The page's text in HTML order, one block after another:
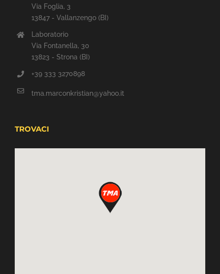
Via Foglia, 3
13847 - Vallanzengo (BI)
Laboratorio
Via Fontanella, 30
13823 - Strona (BI)
+39 333 3270898
tma.marconkristian@yahoo.it
TROVACI